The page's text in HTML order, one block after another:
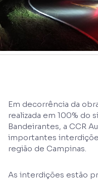
Em decorrência da
realizada em 100% do
Bandeirantes, a CCR
importantes
região de Campinas.
As interdições estão